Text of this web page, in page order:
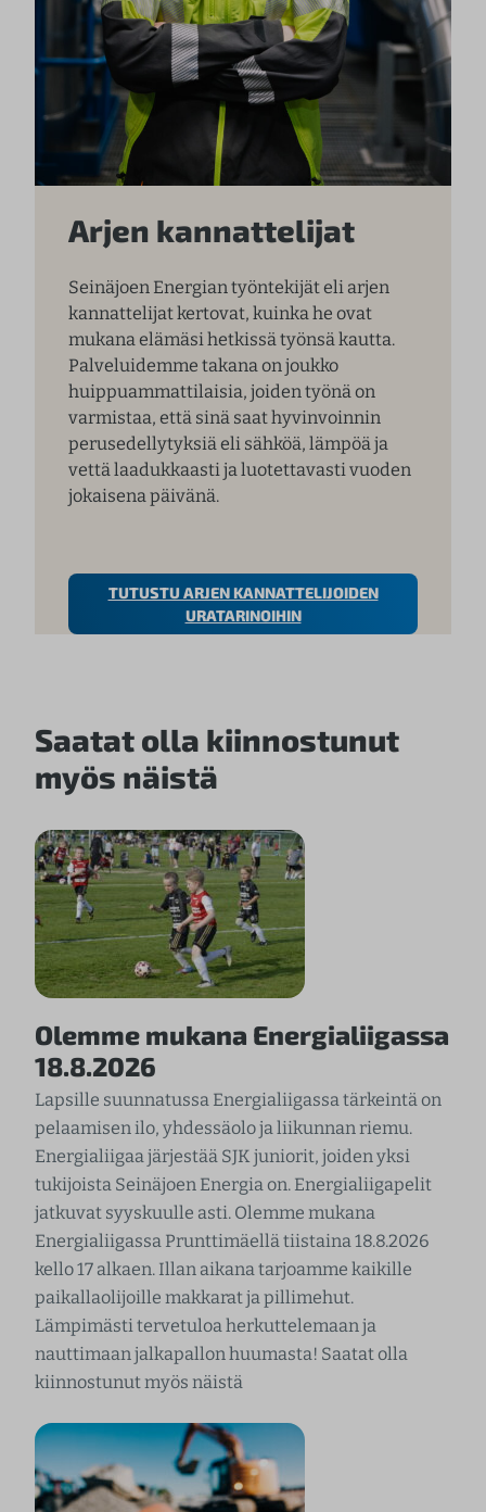
Arjen kannattelijat
Seinäjoen Energian työntekijät eli arjen
kannattelijat kertovat, kuinka he ovat
mukana elämäsi hetkissä työnsä kautta.
Palveluidemme takana on joukko
huippuammattilaisia, joiden työnä on
varmistaa, että sinä saat hyvinvoinnin
perusedellytyksiä eli sähköä, lämpöä ja
vettä laadukkaasti ja luotettavasti vuoden
jokaisena päivänä.
TUTUSTU ARJEN KANNATTELIJOIDEN
URATARINOIHIN
Saatat olla kiinnostunut
myös näistä
Olemme mukana Energialiigassa
18.8.2026
Lapsille suunnatussa Energialiigassa tärkeintä on
pelaamisen ilo, yhdessäolo ja liikunnan riemu.
Energialiigaa järjestää SJK juniorit, joiden yksi
tukijoista Seinäjoen Energia on. Energialiigapelit
jatkuvat syyskuulle asti. Olemme mukana
Energialiigassa Prunttimäellä tiistaina 18.8.2026
kello 17 alkaen. Illan aikana tarjoamme kaikille
paikallaolijoille makkarat ja pillimehut.
Lämpimästi tervetuloa herkuttelemaan ja
nauttimaan jalkapallon huumasta! Saatat olla
kiinnostunut myös näistä